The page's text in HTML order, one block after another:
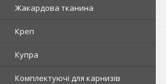
Жакардова тканина
Креп
Купра
Комплектуючі для карнизів